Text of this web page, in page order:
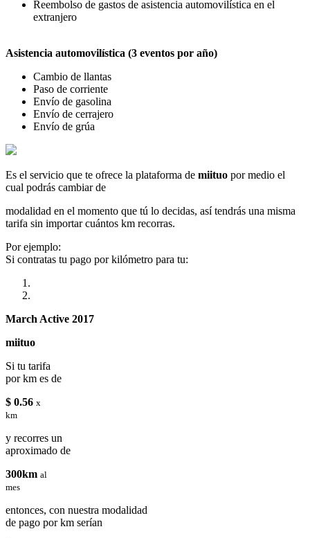
Reembolso de gastos de asistencia automovilística en el
extranjero
Asistencia automovilística (3 eventos por año)
Cambio de llantas
Paso de corriente
Envío de gasolina
Envío de cerrajero
Envío de grúa
Es el servicio que te ofrece la plataforma de miituo por medio el
cual podrás cambiar de
modalidad en el momento que tú lo decidas, así tendrás una misma
tarifa sin importar cuántos km recorras.
Por ejemplo:
Si contratas tu pago por kilómetro para tu:
March Active 2017
miituo
Si tu tarifa
por km es de
$ 0.56 x
km
y recorres un
aproximado de
300km al
mes
entonces, con nuestra modalidad
de pago por km serían